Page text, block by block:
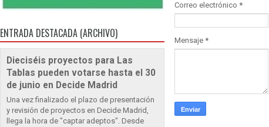
ENTRADA DESTACADA (ARCHIVO)
Dieciséis proyectos para Las
Tablas pueden votarse hasta el 30
de junio en Decide Madrid
Una vez finalizado el plazo de presentación
y revisión de proyectos en Decide Madrid,
llega la hora de "captar adeptos". Desde
Correo electrónico *
Mensaje *